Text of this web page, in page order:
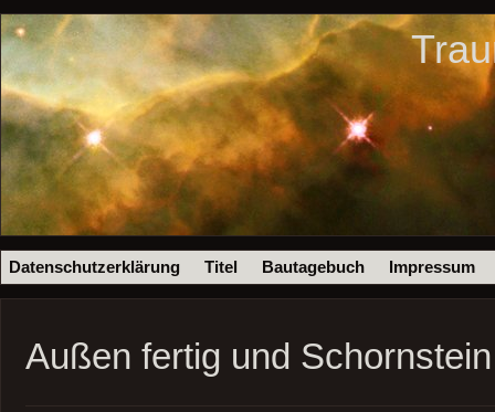
Datenschutzerklärung Titel Bautagebuch Impressum
Außen fertig und